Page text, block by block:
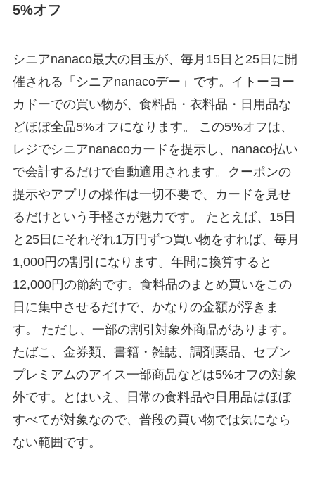
5%オフ
シニアnanaco最大の目玉が、毎月15日と25日に開
催される「シニアnanacoデー」です。イトーヨー
カドーでの買い物が、食料品・衣料品・日用品な
どほぼ全品5%オフになります。 この5%オフは、
レジでシニアnanacoカードを提示し、nanaco払い
で会計するだけで自動適用されます。クーポンの
提示やアプリの操作は一切不要で、カードを見せ
るだけという手軽さが魅力です。 たとえば、15日
と25日にそれぞれ1万円ずつ買い物をすれば、毎月
1,000円の割引になります。年間に換算すると
12,000円の節約です。食料品のまとめ買いをこの
日に集中させるだけで、かなりの金額が浮きま
す。 ただし、一部の割引対象外商品があります。
たばこ、金券類、書籍・雑誌、調剤薬品、セブン
プレミアムのアイス一部商品などは5%オフの対象
外です。とはいえ、日常の食料品や日用品はほぼ
すべてが対象なので、普段の買い物では気になら
ない範囲です。